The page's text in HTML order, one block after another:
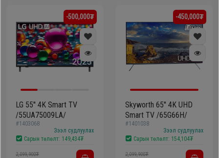
-500,000₮
LG 55'' 4K Smart TV
/55UA75009LA/
#1403068
Зээл судлуулах
Сарын төлөлт: 149,434₮
2,099,900₮
-450,000₮
Skyworth 65'' 4K UHD
Smart TV /65G66H/
#1401038
Зээл судлуулах
Сарын төлөлт: 154,104₮
2,099,900₮